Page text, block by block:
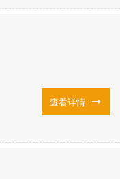
查看详情